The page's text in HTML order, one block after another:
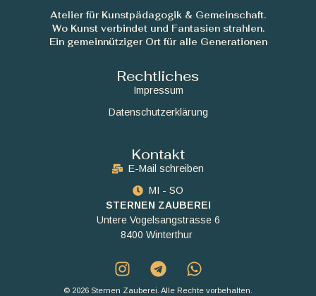
Atelier für Kunstpädagogik & Gemeinschaft.
Wo Kunst verbindet und Fantasien strahlen.
Ein gemeinnütziger Ort für alle Generationen
Rechtliches
Impressum
Datenschutzerklärung
Kontakt
E-Mail schreiben
MI - SO
STERNEN ZAUBEREI
Untere Vogelsangstrasse 6
8400 Winterthur
© 2026 Sternen Zauberei. Alle Rechte vorbehalten.